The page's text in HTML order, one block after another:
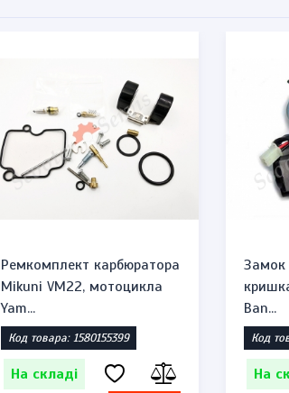
Ремкомплект карбюратора
Mikuni VM22, мотоцикла
Yam...
Код товара: 1580155399
На складі
Замок
Ban...
Код
На